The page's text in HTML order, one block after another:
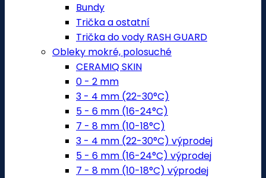
Bundy
Trička a ostatní
Trička do vody RASH GUARD
Obleky mokré, polosuché
CERAMIQ SKIN
0 - 2 mm
3 - 4 mm (22-30°C)
5 - 6 mm (16-24°C)
7 - 8 mm (10-18°C)
3 - 4 mm (22-30°C) výprodej
5 - 6 mm (16-24°C) výprodej
7 - 8 mm (10-18°C) výprodej